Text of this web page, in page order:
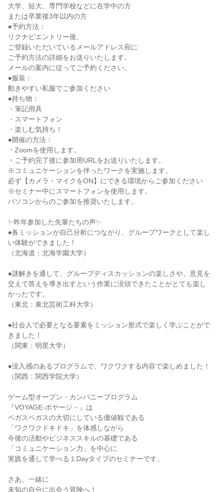
大学、短大、専門学校などに在学中の方
または卒業後3年以内の方
●予約方法：
リクナビエントリー後、
ご登録いただいているメールアドレス宛に
ご予約方法の詳細をお送りいたします。
メールの案内に従ってご予約ください。
●服装：
動きやすい私服でご参加ください
●持ち物：
・筆記用具
・スマートフォン
・楽しむ気持ち！
●開催の方法：
・Zoomを使用します。
・ご予約完了後に参加用URLをお送りいたします。
※コミュニケーションを伴ったワークを実施します。
必ず【カメラ・マイクをON】にできる環境からご参加ください
※セミナー中にスマートフォンを使用します。
パソコンからのご参加を推奨いたします。
✨昨年参加した先輩たちの声✨
●各ミッションが自己分析につながり、グループワークとして楽し
い体験ができました！
（北海道：北海学園大学）
●謎解きを通して、グループディスカッションの楽しさや、意見を
交えて答えを導き出すという作業に没頭できたことがとても楽し
かったです。
（東北：東北芸術工科大学）
●社会人で必要となる要素をミッション形式で楽しく学ぶことがで
きました！
（関東：明星大学）
●没入感のあるプログラムで、ワクワクする内容で楽しめました！
（関西：関西学院大学）
ゲーム型オープン・カンパニープログラム
『VOYAGE‐ボヤージ－』は
ベガスベガスの大切にしている価値観である
「ワクワクドキドキ」を体感しながら
今後の活動やビジネススキルの基礎である
「コミュニケーション力」を中心に
実践を通して学べる１Dayタイプのセミナーです。
さあ、一緒に
未知の自分に出会う冒険へ！